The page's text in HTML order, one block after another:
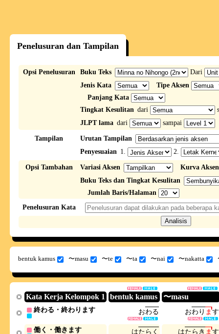
Penelusuran dan Tampilan
Opsi Penelusuran Buku Teks
Dari
Jenis Kata
Tipe Aksen
Panjang Kata
Tingkat Kesulitan dari
JLPT lama dari sampai
Tampilan
Urutan Tampilan
Penyesuaian 1. 2.
Opsi Tambahan Variasi Aksen
Kurva Aksen
Buku Teks dan Tingkat Kesulitan
Jumlah Baris/Halaman
Penelusuran Kata
bentuk kamus 〜masu 〜te 〜ta 〜nai 〜nakatta
Kata Kerja Kelompok 1 bentuk kamus 〜masu
終わる・終わります おわる おわ り ます
働く・働きます はたら く はたら き ます